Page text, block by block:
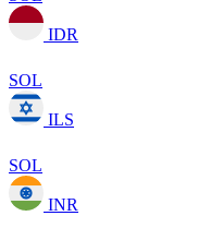
IDR
SOL
ILS
SOL
INR